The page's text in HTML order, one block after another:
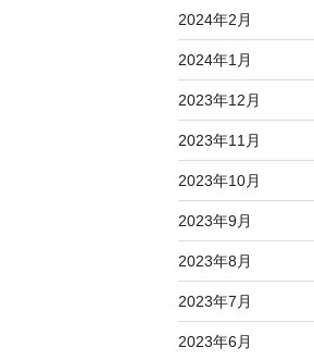
2024年2月
2024年1月
2023年12月
2023年11月
2023年10月
2023年9月
2023年8月
2023年7月
2023年6月